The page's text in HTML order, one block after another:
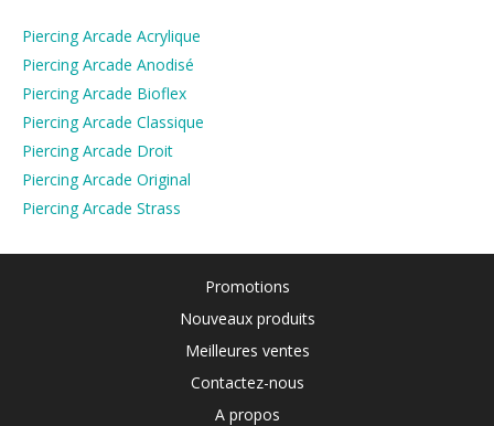
Piercing Arcade Acrylique
Piercing Arcade Anodisé
Piercing Arcade Bioflex
Piercing Arcade Classique
Piercing Arcade Droit
Piercing Arcade Original
Piercing Arcade Strass
Promotions
Nouveaux produits
Meilleures ventes
Contactez-nous
A propos